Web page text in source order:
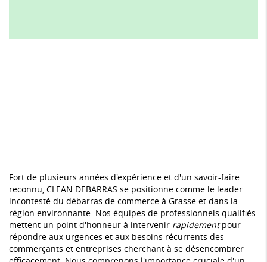
Fort de plusieurs années d'expérience et d'un savoir-faire
reconnu, CLEAN DEBARRAS se positionne comme le leader
incontesté du débarras de commerce à Grasse et dans la
région environnante. Nos équipes de professionnels qualifiés
mettent un point d'honneur à intervenir rapidementpour
répondre aux urgences et aux besoins récurrents des
commerçants et entreprises cherchant à se désencombrer